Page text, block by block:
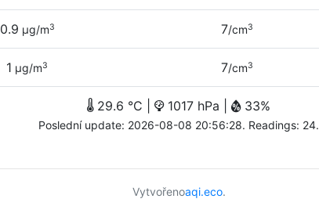
0.9 µg/m3 7/cm3
1 µg/m3 7/cm3
29.6 °C | 1017 hPa | 33%
Poslední update: 2026-08-08 20:56:28. Readings: 24.
Vytvořenoaqi.eco.